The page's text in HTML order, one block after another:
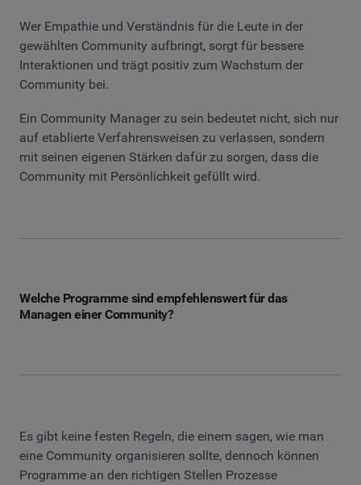
Wer Empathie und Verständnis für die Leute in der
gewählten Community aufbringt, sorgt für bessere
Interaktionen und trägt positiv zum Wachstum der
Community bei.
Ein Community Manager zu sein bedeutet nicht, sich nur
auf etablierte Verfahrensweisen zu verlassen, sondern
mit seinen eigenen Stärken dafür zu sorgen, dass die
Community mit Persönlichkeit gefüllt wird.
Welche Programme sind empfehlenswert für das
Managen einer Community?
Es gibt keine festen Regeln, die einem sagen, wie man
eine Community organisieren sollte, dennoch können
Programme an den richtigen Stellen Prozesse